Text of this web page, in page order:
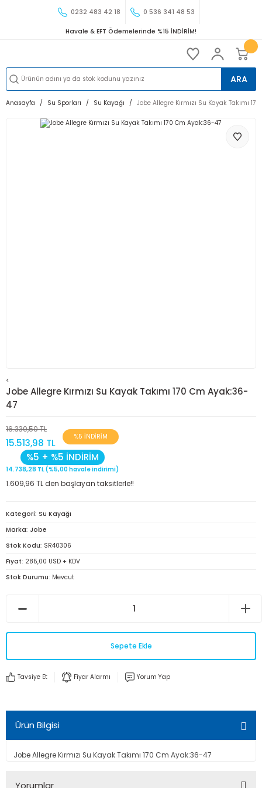
0232 483 42 18 0 536 341 48 53
Havale & EFT Ödemelerinde %15 İNDİRİM!
ARA
Anasayfa Su Sporları Su Kayağı Jobe Allegre Kırmızı Su Kayak Takımı
<
Jobe Allegre Kırmızı Su Kayak Takımı 170 Cm Ayak:36-
47
16.330,50 TL
15.513,98 TL
%5 İNDİRİM
%5 + %5 İNDİRİM
14.738,28 TL (%5,00 havale indirimi)
1.609,96 TL den başlayan taksitlerle!!
Kategori Su Kayağı
Marka Jobe
Stok Kodu SR40306
Fiyat 285,00 USD + KDV
Stok Durumu Mevcut
Sepete Ekle
Tavsiye Et Fiyar Alarmı Yorum Yap
Ürün Bilgisi
Jobe Allegre Kırmızı Su Kayak Takımı 170 Cm Ayak:36-47
Yorumlar